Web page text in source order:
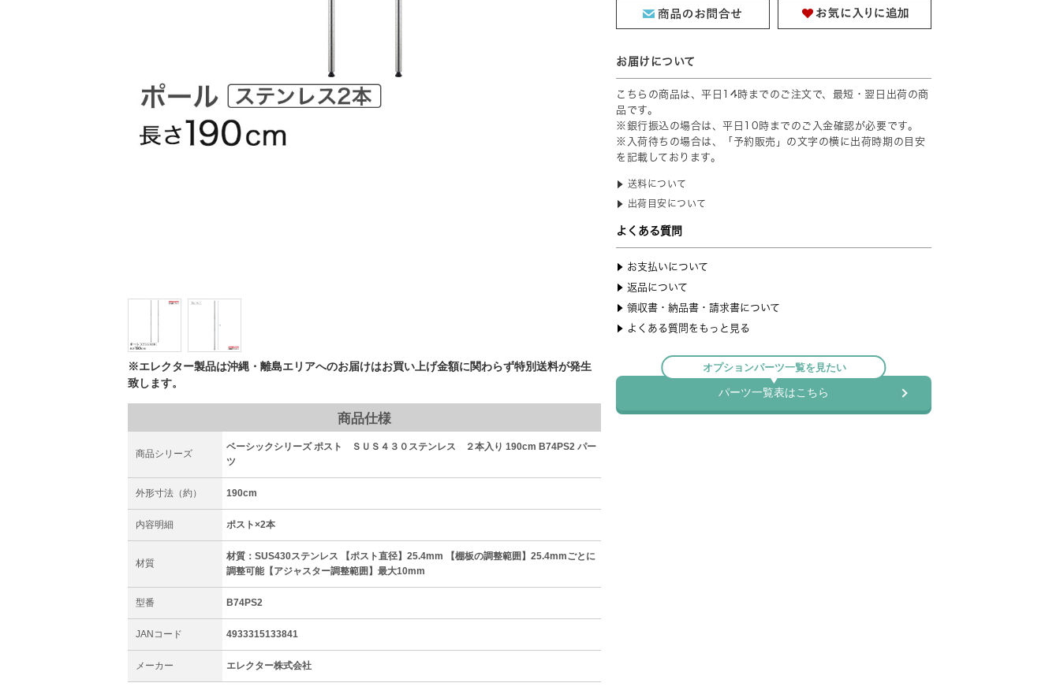
※エレクター製品は沖縄・離島エリアへのお届けはお買い上げ金額に関わらず特別送料が発生
致します。
商品仕様
商品シリーズ
ベーシックシリーズ ポスト ＳＵＳ４３０ステンレス ２本入り 190cm B74PS2 パー
ツ
外形寸法（約） 190cm
内容明細 ポスト×2本
材質
材質：SUS430ステンレス 【ポスト直径】25.4mm 【棚板の調整範囲】25.4mmごとに
調整可能【アジャスター調整範囲】最大10mm
型番 B74PS2
JANコード 4933315133841
メーカー エレクター株式会社